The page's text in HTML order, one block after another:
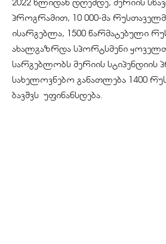
2022 წლიდან დღემდე, მერიის
პროგრამით, 10 000-მა
ისარგებლა, 1500 წარმატებული
ახალგაზრდა სპორტსმენი
სარგებლობს მერიის
სახელოვნებო განათლება 1400
ბავშვს უფინანსდება.